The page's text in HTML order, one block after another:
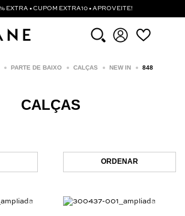
EXTRA • CUPOM EXTRA10 • APROVEITE!
PARTE DE BAIXO CALÇAS NEW IN 848
CALÇAS
ORDENAR